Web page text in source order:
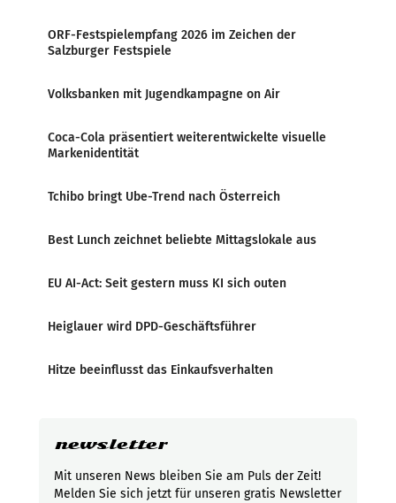
ORF-Festspielempfang 2026 im Zeichen der
Salzburger Festspiele
Volksbanken mit Jugendkampagne on Air
Coca-Cola präsentiert weiterentwickelte visuelle
Markenidentität
Tchibo bringt Ube-Trend nach Österreich
Best Lunch zeichnet beliebte Mittagslokale aus
EU AI-Act: Seit gestern muss KI sich outen
Heiglauer wird DPD-Geschäftsführer
Hitze beeinflusst das Einkaufsverhalten
newsletter
Mit unseren News bleiben Sie am Puls der Zeit!
Melden Sie sich jetzt für unseren gratis Newsletter